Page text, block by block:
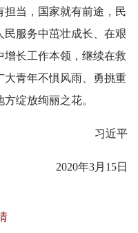
当，国家就有前途，民
服务中茁壮成长、在艰
长工作本领，继续在救
大青年不惧风雨、勇挑重
绽放绚丽之花。
习近平
2020年3月15日